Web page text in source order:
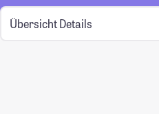
Übersicht Details